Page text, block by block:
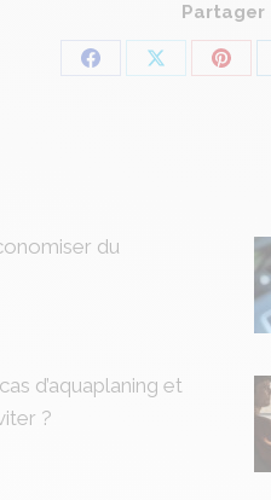
Partager
Share
Share
Share
du
d’aquaplaning et
?